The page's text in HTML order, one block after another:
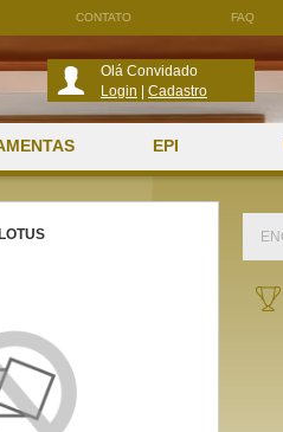
CONTATO FAQ
Olá Convidado
Login
Cadastro
EPI